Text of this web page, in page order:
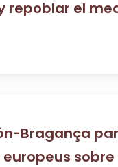
repoblar el
Bragança
sobre